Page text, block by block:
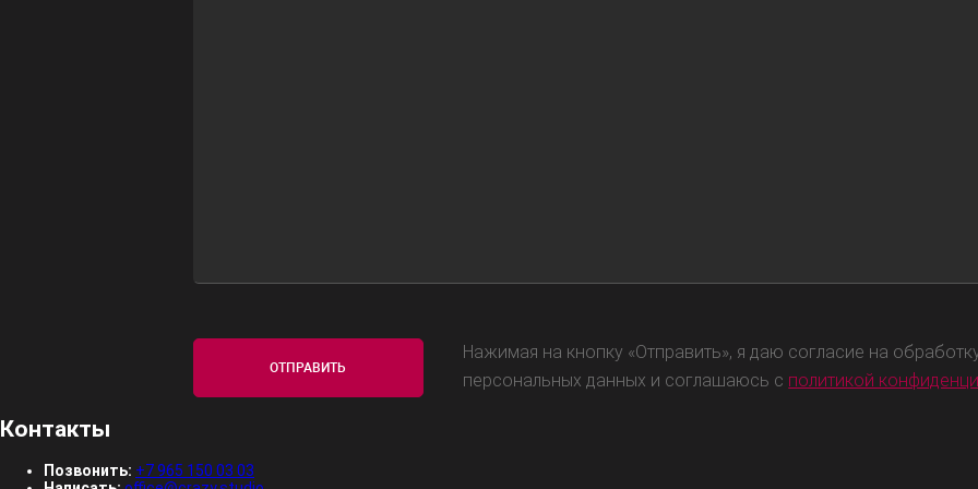
Нажимая на кнопку «Отправить», я даю согласие на
персональных данных и соглашаюсь с политикой
Контакты
Позвонить: +7 965 150 03 03